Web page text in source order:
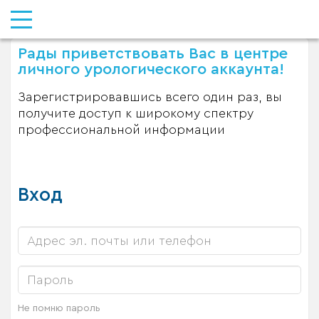
Рады приветствовать Вас в центре
личного урологического аккаунта!
Зарегистрировавшись всего один раз, вы
получите доступ к широкому спектру
профессиональной информации
Вход
Не помню пароль